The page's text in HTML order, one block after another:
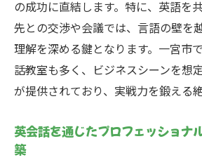
の成功に直結します。特に、英語を
先との交渉や会議では、言語の壁を
理解を深める鍵となります。一宮市
話教室も多く、ビジネスシーンを想
が提供されており、実戦力を鍛える
英会話を通じたプロフェッショナ
築